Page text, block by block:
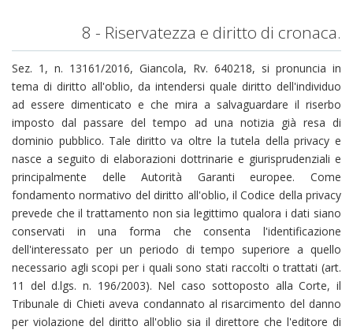
8 - Riservatezza e diritto di cronaca.
Sez. 1, n. 13161/2016, Giancola, Rv. 640218, si pronuncia in
tema di diritto all'oblio, da intendersi quale diritto dell'individuo
ad essere dimenticato e che mira a salvaguardare il riserbo
imposto dal passare del tempo ad una notizia già resa di
dominio pubblico. Tale diritto va oltre la tutela della privacy e
nasce a seguito di elaborazioni dottrinarie e giurisprudenziali e
principalmente delle Autorità Garanti europee. Come
fondamento normativo del diritto all'oblio, il Codice della privacy
prevede che il trattamento non sia legittimo qualora i dati siano
conservati in una forma che consenta l'identificazione
dell'interessato per un periodo di tempo superiore a quello
necessario agli scopi per i quali sono stati raccolti o trattati (art.
11 del d.lgs. n. 196/2003). Nel caso sottoposto alla Corte, il
Tribunale di Chieti aveva condannato al risarcimento del danno
per violazione del diritto all'oblio sia il direttore che l'editore di